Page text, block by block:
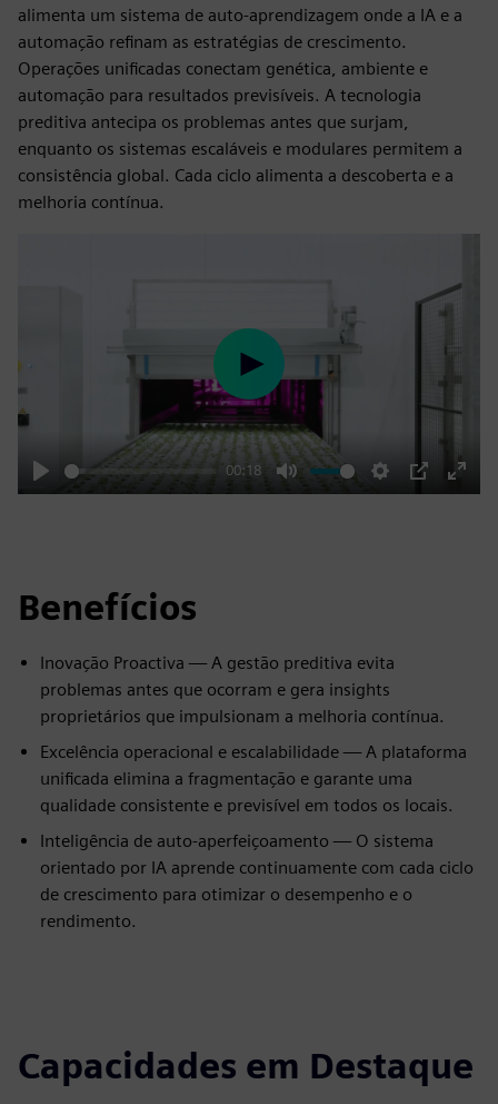
alimenta um sistema de auto-aprendizagem onde a IA e a
automação refinam as estratégias de crescimento.
Operações unificadas conectam genética, ambiente e
automação para resultados previsíveis. A tecnologia
preditiva antecipa os problemas antes que surjam,
enquanto os sistemas escaláveis e modulares permitem a
consistência global. Cada ciclo alimenta a descoberta e a
melhoria contínua.
Play
00:18
Mute Settings
PIP
Enter
Play
Benefícios
Inovação Proactiva — A gestão preditiva evita
problemas antes que ocorram e gera insights
proprietários que impulsionam a melhoria contínua.
Excelência operacional e escalabilidade — A plataforma
unificada elimina a fragmentação e garante uma
qualidade consistente e previsível em todos os locais.
Inteligência de auto-aperfeiçoamento — O sistema
orientado por IA aprende continuamente com cada ciclo
de crescimento para otimizar o desempenho e o
rendimento.
Capacidades em Destaque